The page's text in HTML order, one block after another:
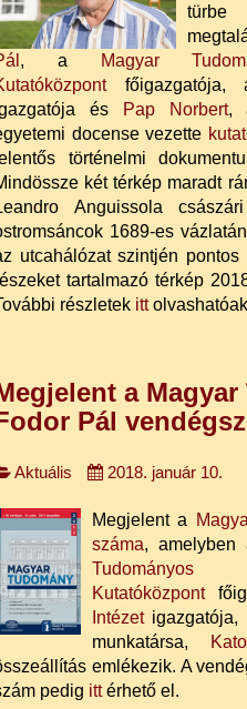
türbe
, a
Magyar
és
Pap Norbert,
docense vezette
történelmi
két térkép maradt
Anguissola
1689-es
utcahálózat szintjén
tartalmazó térkép
részletek itt
a
Pál
Aktuális 2018. január 10.
Megjelent a
száma, amelyben
Tudományos
Kutatóközpont
Intézetigazgatója,
munkatársa,
emlékezik. A
pedig ittérhető el.